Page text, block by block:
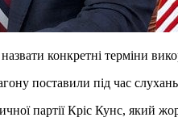
назвати конкретні терміни
поставили під час
партії Кріс Кунс, який